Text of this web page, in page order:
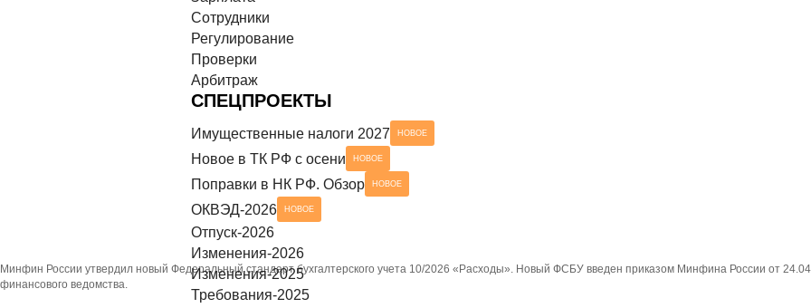
НОВОЕ
ДЛЯ БУХГАЛТЕРА
Сотрудники
Регулирование
Проверки
Арбитраж
СПЕЦПРОЕКТЫ
Имущественные налоги 2027 НОВОЕ
Новое в ТК РФ с осени НОВОЕ
Поправки в НК РФ. Обзор НОВОЕ
ОКВЭД-2026 НОВОЕ
Отпуск-2026
Изменения-2026
Изменения-2025
Требования-2025
Минфин России утвердил новый Федеральный стандарт бухгалтерского учета 10/2026 «Расходы». Новый ФСБУ введен приказом Минфина России от
финансового ведомства.